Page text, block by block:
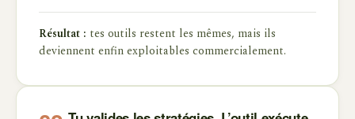
Résultat : tes outils restent les mêmes, mais ils
deviennent enfin exploitables commercialement.